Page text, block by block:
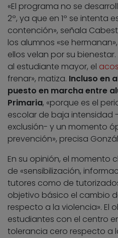
«El programa no se
2º, ya que en 1º se intenta
contención», señala
los alumnos «se
ellos velan por su
al estudiante mayor, el
frenar», matiza. Incluso en
puesto en marcha entre
Primaria, «porque es el
escolar de baja intensidad
exclusión- y un momento
prevención», precisa
En su opinión, el momento
de «sensibilización,
tutores como de
objetivo básico el cambio
respecto a la violencia». El
estudiantes con el centro
tolerancia cero respecto a